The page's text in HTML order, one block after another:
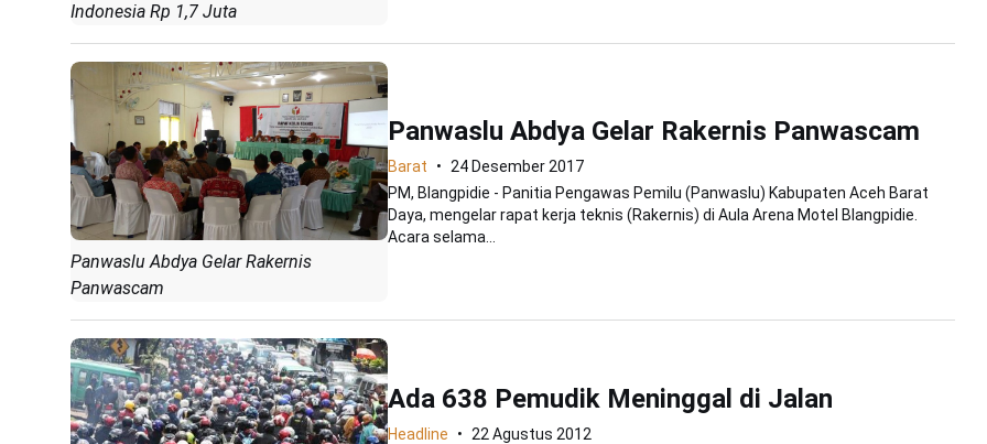
Indonesia Rp 1,7 Juta
Panwaslu Abdya Gelar Rakernis
Panwascam
Panwaslu Abdya Gelar Rakernis Panwascam
Barat
24 Desember 2017
PM, Blangpidie - Panitia Pengawas Pemilu (Panwaslu) Kabupaten Aceh Barat
Daya, mengelar rapat kerja teknis (Rakernis) di Aula Arena Motel Blangpidie.
Acara selama...
Ada 638 Pemudik Meninggal di Jalan
Headline
22 Agustus 2012